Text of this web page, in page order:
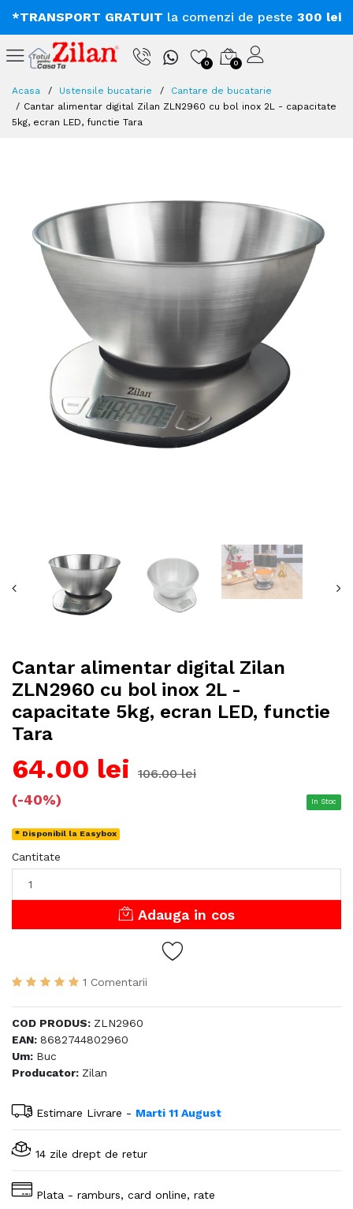
*TRANSPORT GRATUIT la comenzi de peste 300 lei
0 0
Acasa Ustensile bucatarie
Cantare de bucatarie
Cantar alimentar digital Zilan ZLN2960 cu bol inox 2L - capacitate
5kg, ecran LED, functie Tara
Cantar alimentar digital Zilan
ZLN2960 cu bol inox 2L -
capacitate 5kg, ecran LED, functie
Tara
64.00 lei 106.00 lei
(-40%) In Stoc
* Disponibil la Easybox
Cantitate
Adauga in cos
1 Comentarii
COD PRODUS: ZLN2960
EAN: 8682744802960
Um: Buc
Producator: Zilan
Estimare Livrare - Marti 11 August
14 zile drept de retur
Plata - ramburs, card online, rate